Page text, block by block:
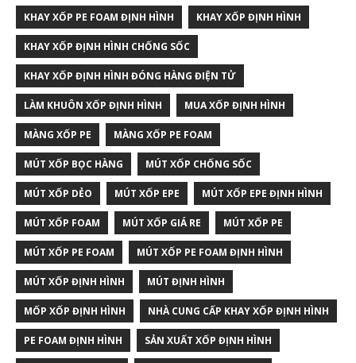
KHAY XỐP PE FOAM ĐỊNH HÌNH KHAY XỐP ĐỊNH HÌNH
KHAY XỐP ĐỊNH HÌNH CHỐNG SỐC
KHAY XỐP ĐỊNH HÌNH ĐÓNG HÀNG ĐIỆN TỬ
LÀM KHUÔN XỐP ĐỊNH HÌNH MUA XỐP ĐỊNH HÌNH
MÀNG XỐP PE MÀNG XỐP PE FOAM
MÚT XỐP BỌC HÀNG MÚT XỐP CHỐNG SỐC
MÚT XỐP DẺO MÚT XỐP EPE MÚT XỐP EPE ĐỊNH HÌNH
MÚT XỐP FOAM MÚT XỐP GIÁ RE MÚT XỐP PE
MÚT XỐP PE FOAM MÚT XỐP PE FOAM ĐỊNH HÌNH
MÚT XỐP ĐỊNH HÌNH MÚT ĐỊNH HÌNH
MỐP XỐP ĐỊNH HÌNH NHÀ CUNG CẤP KHAY XỐP ĐỊNH HÌNH
PE FOAM ĐỊNH HÌNH SẢN XUẤT XỐP ĐỊNH HÌNH